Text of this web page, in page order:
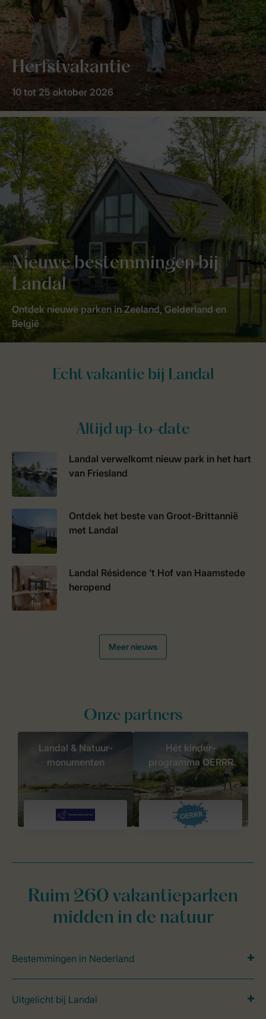
Herfstvakantie
10 tot 25 oktober 2026
Nieuwe bestemmingen bij
Landal
Ontdek nieuwe parken in Zeeland, Gelderland en
België
Altijd up-to-date
Landal verwelkomt nieuw park in het hart
van Friesland
Ontdek het beste van Groot-Brittannië
met Landal
Landal Résidence ’t Hof van Haamstede
heropend
Meer nieuws
Onze partners
Landal & Natuur-
monumenten
Hét kinder-
programma OERRR
Ruim 260 vakantieparken
midden in de natuur
Bestemmingen in Nederland
Uitgelicht bij Landal